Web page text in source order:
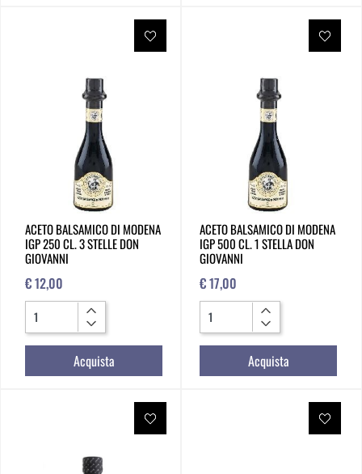
ACETO BALSAMICO DI MODENA
IGP 250 CL. 3 STELLE DON
GIOVANNI
€ 12,00
Quantità
Acquista
ACETO BALSAMICO DI MODENA
IGP 500 CL. 1 STELLA DON
GIOVANNI
€ 17,00
Quantità
Acquista